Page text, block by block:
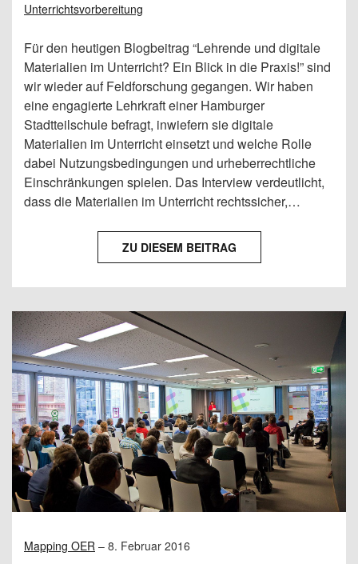
Unterrichtsvorbereitung
Für den heutigen Blogbeitrag “Lehrende und digitale
Materialien im Unterricht? Ein Blick in die Praxis!” sind
wir wieder auf Feldforschung gegangen. Wir haben
eine engagierte Lehrkraft einer Hamburger
Stadtteilschule befragt, inwiefern sie digitale
Materialien im Unterricht einsetzt und welche Rolle
dabei Nutzungsbedingungen und urheberrechtliche
Einschränkungen spielen. Das Interview verdeutlicht,
dass die Materialien im Unterricht rechtssicher,…
ZU DIESEM BEITRAG
Mapping OER – 8. Februar 2016